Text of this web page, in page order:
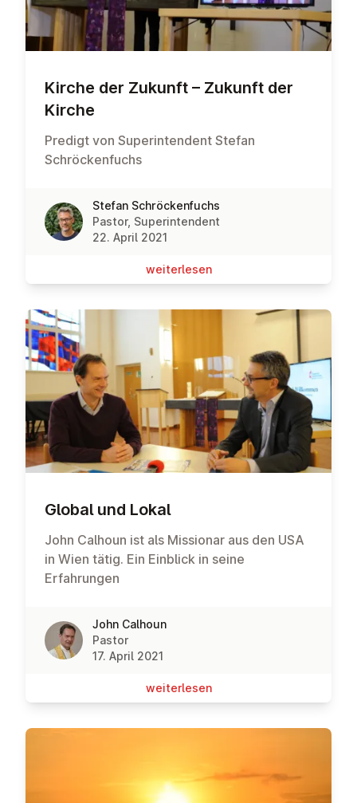
Kirche der Zukunft – Zukunft der
Kirche
Predigt von Superintendent Stefan
Schröckenfuchs
Stefan Schröckenfuchs
Pastor, Superintendent
22. April 2021
wei­ter­le­sen
Global und Lokal
John Calhoun ist als Missionar aus den USA
in Wien tätig. Ein Einblick in seine
Erfahrungen
John Calhoun
Pastor
17. April 2021
wei­ter­le­sen